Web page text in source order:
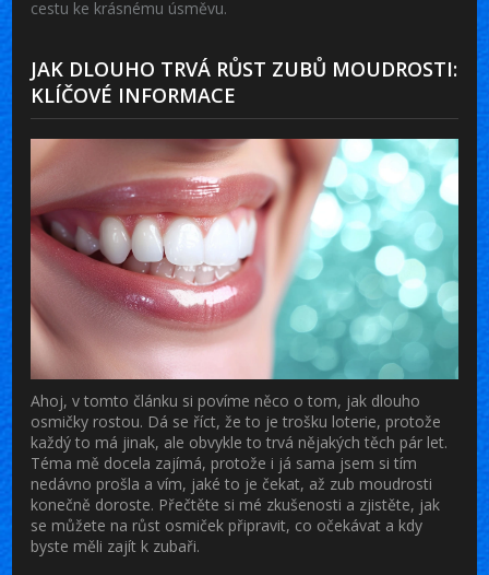
cestu ke krásnému úsměvu.
JAK DLOUHO TRVÁ RŮST ZUBŮ MOUDROSTI:
KLÍČOVÉ INFORMACE
Ahoj, v tomto článku si povíme něco o tom, jak dlouho
osmičky rostou. Dá se říct, že to je trošku loterie, protože
každý to má jinak, ale obvykle to trvá nějakých těch pár let.
Téma mě docela zajímá, protože i já sama jsem si tím
nedávno prošla a vím, jaké to je čekat, až zub moudrosti
konečně doroste. Přečtěte si mé zkušenosti a zjistěte, jak
se můžete na růst osmiček připravit, co očekávat a kdy
byste měli zajít k zubaři.